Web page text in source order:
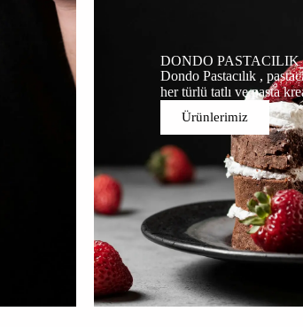
DONDO PASTACILIK
Dondo Pastacılık ,
her türlü tatlı ve pasta
Ürünlerimiz